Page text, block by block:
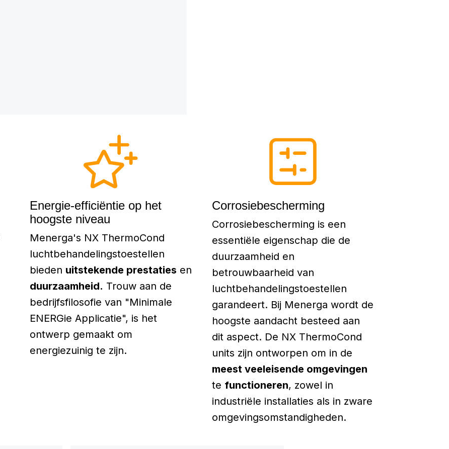
Energie-efficiëntie op het
hoogste niveau
Menerga's NX ThermoCond
luchtbehandelingstoestellen
bieden uitstekende prestaties en
duurzaamheid. Trouw aan de
bedrijfsfilosofie van "Minimale
ENERGie Applicatie", is het
ontwerp gemaakt om
energiezuinig te zijn.
Corrosiebescherming
Corrosiebescherming is een
essentiële eigenschap die de
duurzaamheid en
betrouwbaarheid van
luchtbehandelingstoestellen
garandeert. Bij Menerga wordt de
hoogste aandacht besteed aan
dit aspect. De NX ThermoCond
units zijn ontworpen om in de
meest veeleisende omgevingen
te functioneren, zowel in
industriële installaties als in zware
omgevingsomstandigheden.